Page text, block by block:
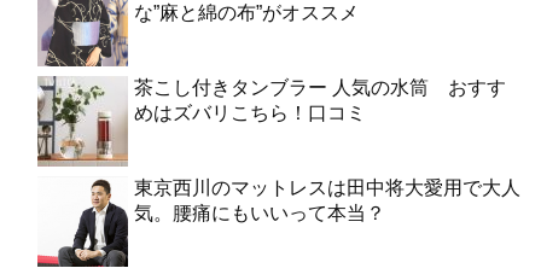
な”麻と綿の布”がオススメ
茶こし付きタンブラー 人気の水筒 おすす
めはズバリこちら！口コミ
東京西川のマットレスは田中将大愛用で大人
気。腰痛にもいいって本当？